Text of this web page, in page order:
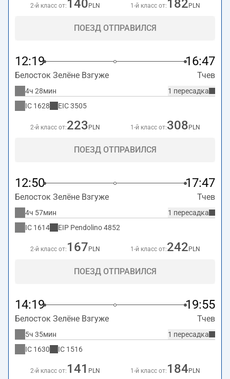
2-й класс от: 140 PLN 1-й класс от: 182 PLN
ПОЕЗД ОТПРАВИЛСЯ
12:19 16:47
Белосток Зелёне Взгуже Тчев
1 пересадка
4ч 28мин
IC 1628 EIC3505
2-й класс от:223 PLN 1-й класс от:308 PLN
ПОЕЗД ОТПРАВИЛСЯ
12:50 17:47
Белосток Зелёне Взгуже Тчев
1 пересадка
4ч 57мин
IC 1614 EIP Pendolino4852
2-й класс от: 167 PLN 1-й класс от:242 PLN
ПОЕЗД ОТПРАВИЛСЯ
14:19 19:55
Белосток Зелёне Взгуже Тчев
1 пересадка
5ч 35мин
IC 1630 IC 1516
2-й класс от: 141 PLN 1-й класс от: 184 PLN